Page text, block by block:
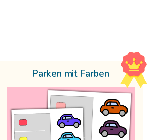
Parken mit Farben